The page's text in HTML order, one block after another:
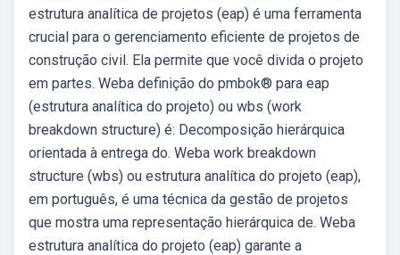
estrutura analítica de projetos (eap) é uma ferramenta
crucial para o gerenciamento eficiente de projetos de
construção civil. Ela permite que você divida o projeto
em partes. Weba definição do pmbok® para eap
(estrutura analítica do projeto) ou wbs (work
breakdown structure) é: Decomposição hierárquica
orientada à entrega do. Weba work breakdown
structure (wbs) ou estrutura analítica do projeto (eap),
em português, é uma técnica da gestão de projetos
que mostra uma representação hierárquica de. Weba
estrutura analítica do projeto (eap) garante a